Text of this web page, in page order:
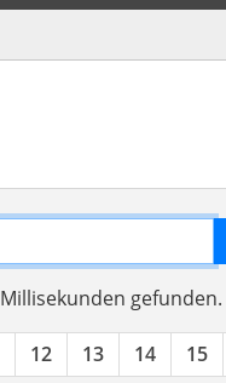
gefunden.
12 13 14 15